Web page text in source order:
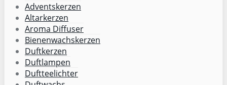
Adventskerzen
Altarkerzen
Aroma Diffuser
Bienenwachskerzen
Duftkerzen
Duftlampen
Duftteelichter